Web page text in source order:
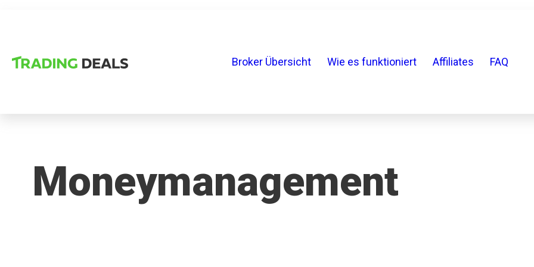
Broker Übersicht Wie es funktioniert Affiliates FAQ
Moneymanagement